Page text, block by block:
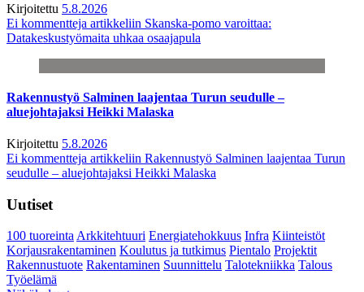
Kirjoitettu 5.8.2026
Ei kommentteja artikkeliin Skanska-pomo varoittaa:
Datakeskustyömaita uhkaa osaajapula
Rakennustyö Salminen laajentaa Turun seudulle –
aluejohtajaksi Heikki Malaska
Kirjoitettu 5.8.2026
Ei kommentteja artikkeliin Rakennustyö Salminen laajentaa Turun
seudulle – aluejohtajaksi Heikki Malaska
Uutiset
100 tuoreintaArkkitehtuuri Energiatehokkuus Infra Kiinteistöt
Korjausrakentaminen Koulutus ja tutkimus Pientalo Projektit
Rakennustuote Rakentaminen Suunnittelu Talotekniikka Talous
Työelämä